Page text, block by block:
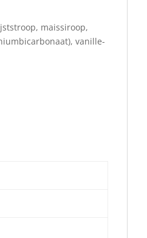
maissiroop,
vanille-